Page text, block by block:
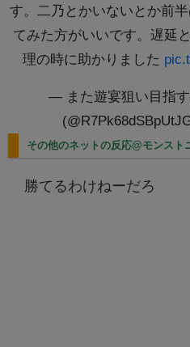
す。二乃とかいないとか前
てみた方がいいです。遅延
理の時に助かりました
— また遊宴狙い目指
その他のネットの反応@モンスト
勝てるわけねーだろ